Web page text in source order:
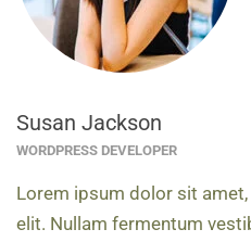
Susan Jackson
WORDPRESS DEVELOPER
Lorem ipsum dolor sit
elit. Nullam fermentum